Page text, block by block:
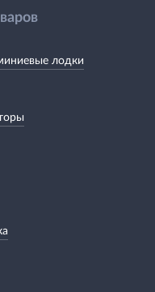
лодки